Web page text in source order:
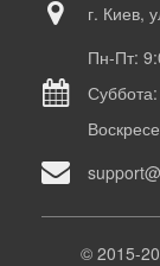
г. Киев,
Пн-Пт:
© 2015-